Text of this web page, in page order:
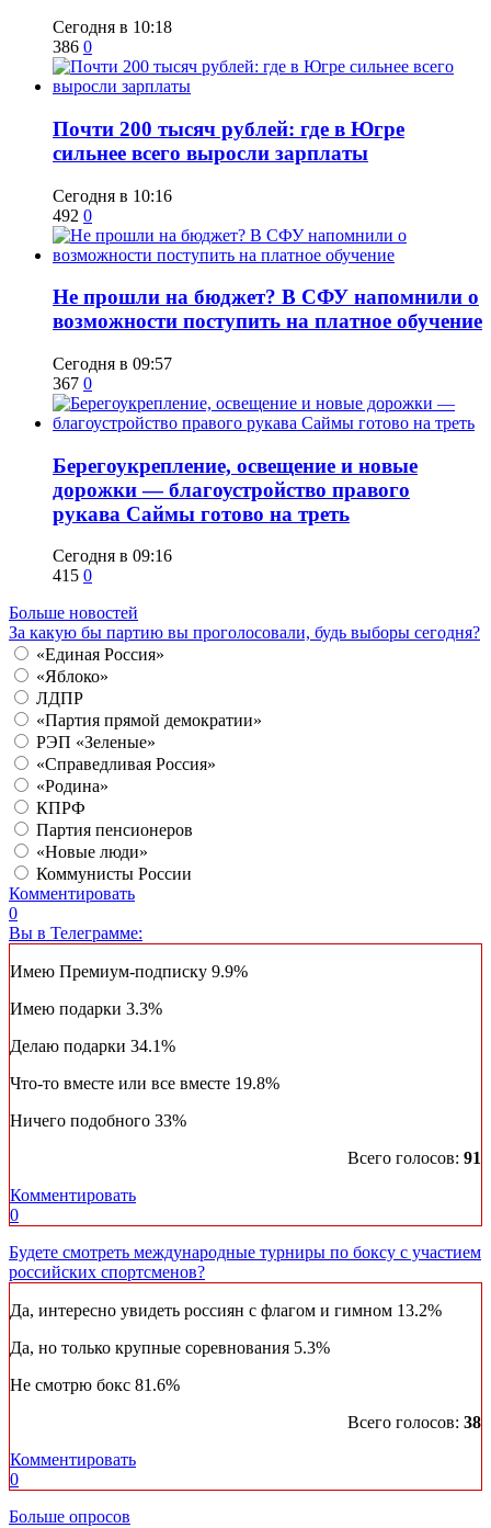
Сегодня в 10:18
386 0
​Почти 200 тысяч рублей: где в Югре
сильнее всего выросли зарплаты
Сегодня в 10:16
492 0
Не прошли на бюджет? В СФУ напомнили о
возможности поступить на платное обучение
Сегодня в 09:57
367 0
Берегоукрепление, освещение и новые
дорожки — благоустройство правого
рукава Саймы готово на треть
Сегодня в 09:16
415 0
Больше новостей
За какую бы партию вы проголосовали, будь выборы сегодня?
«Единая Россия»
«Яблоко»
ЛДПР
«Партия прямой демократии»
РЭП «Зеленые»
«Справедливая Россия»
«Родина»
КПРФ
Партия пенсионеров
«Новые люди»
Коммунисты России
Комментировать
0
Вы в Телеграмме:
Имею Премиум-подписку 9.9%
Имею подарки 3.3%
Делаю подарки 34.1%
Что-то вместе или все вместе 19.8%
Ничего подобного 33%
Всего голосов: 91
Комментировать
0
Будете смотреть международные турниры по боксу с участием
российских спортсменов?
Да, интересно увидеть россиян с флагом и гимном 13.2%
Да, но только крупные соревнования 5.3%
Не смотрю бокс 81.6%
Всего голосов: 38
Комментировать
0
Больше опросов